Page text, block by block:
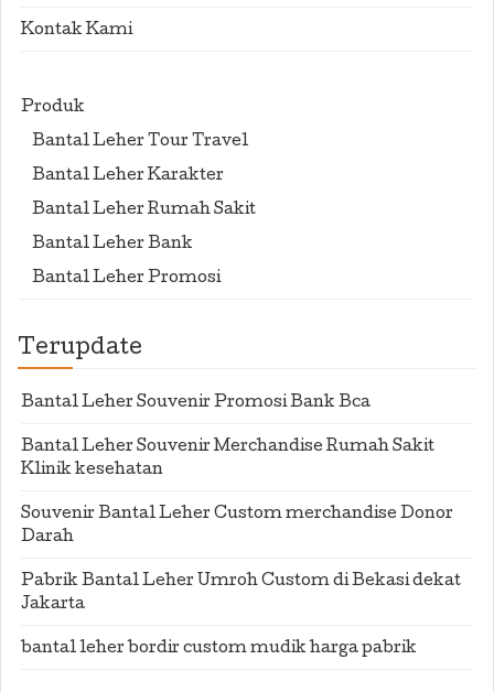
Kontak Kami
Produk
Bantal Leher Tour Travel
Bantal Leher Karakter
Bantal Leher Rumah Sakit
Bantal Leher Bank
Bantal Leher Promosi
Terupdate
Bantal Leher Souvenir Promosi Bank Bca
Bantal Leher Souvenir Merchandise Rumah Sakit
Klinik kesehatan
Souvenir Bantal Leher Custom merchandise Donor
Darah
Pabrik Bantal Leher Umroh Custom di Bekasi dekat
Jakarta
bantal leher bordir custom mudik harga pabrik